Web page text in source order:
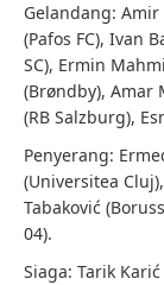
Gelandang:
(Pafos FC), Ivan
SC), Ermin
(Brøndby), Amar
(RB Salzburg),
Penyerang:
(Universitea
Tabaković
04).
Siaga: Tarik